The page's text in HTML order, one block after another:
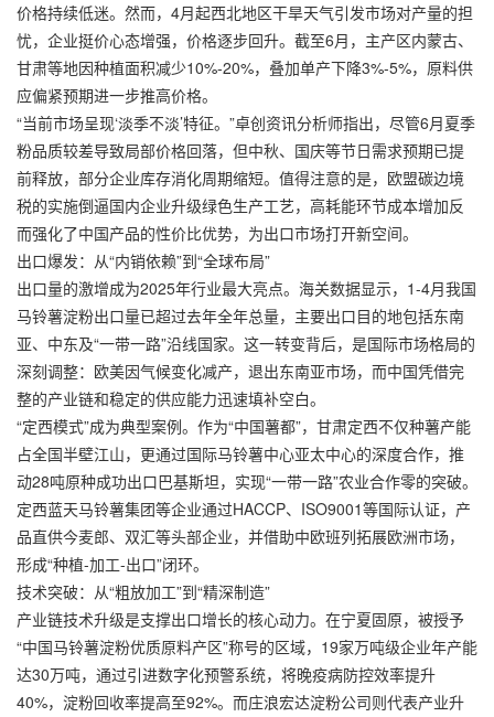
价格持续低迷。然而，4月起西北地区干旱天气引发市场对产量的担
忧，企业挺价心态增强，价格逐步回升。截至6月，主产区内蒙古、
甘肃等地因种植面积减少10%-20%，叠加单产下降3%-5%，原料供
应偏紧预期进一步推高价格。
“当前市场呈现‘淡季不淡’特征。”卓创资讯分析师指出，尽管6月夏季
粉品质较差导致局部价格回落，但中秋、国庆等节日需求预期已提
前释放，部分企业库存消化周期缩短。值得注意的是，欧盟碳边境
税的实施倒逼国内企业升级绿色生产工艺，高耗能环节成本增加反
而强化了中国产品的性价比优势，为出口市场打开新空间。
出口爆发：从“内销依赖”到“全球布局”
出口量的激增成为2025年行业最大亮点。海关数据显示，1-4月我国
马铃薯淀粉出口量已超过去年全年总量，主要出口目的地包括东南
亚、中东及“一带一路”沿线国家。这一转变背后，是国际市场格局的
深刻调整：欧美因气候变化减产，退出东南亚市场，而中国凭借完
整的产业链和稳定的供应能力迅速填补空白。
“定西模式”成为典型案例。作为“中国薯都”，甘肃定西不仅种薯产能
占全国半壁江山，更通过国际马铃薯中心亚太中心的深度合作，推
动28吨原种成功出口巴基斯坦，实现“一带一路”农业合作零的突破。
定西蓝天马铃薯集团等企业通过HACCP、ISO9001等国际认证，产
品直供今麦郎、双汇等头部企业，并借助中欧班列拓展欧洲市场，
形成“种植-加工-出口”闭环。
技术突破：从“粗放加工”到“精深制造”
产业链技术升级是支撑出口增长的核心动力。在宁夏固原，被授予
“中国马铃薯淀粉优质原料产区”称号的区域，19家万吨级企业年产能
达30万吨，通过引进数字化预警系统，将晚疫病防控效率提升
40%，淀粉回收率提高至92%。而庄浪宏达淀粉公司则代表产业升